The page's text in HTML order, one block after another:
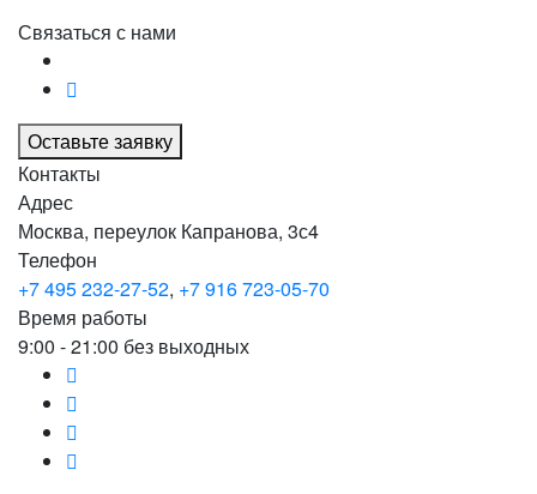
Связаться с нами
Оставьте заявку
Контакты
Адрес
Москва, переулок Капранова, 3с4
Телефон
+7 495 232-27-52, +7 916 723-05-70
Время работы
9:00 - 21:00 без выходных